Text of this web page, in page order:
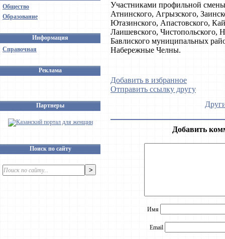
Общество
Образование
Информация
Справочная
Реклама
Партнеры
Поиск по сайту
Участниками профильной
Атнинского, Агрызского,
Ютазинского, Апастовского,
Лаишевского, Чистопольского,
Бавлиского муниципальных
Набережные Челны.
Добавить в избранное
Отправить ссылку другу
Добавить
Имя
Email